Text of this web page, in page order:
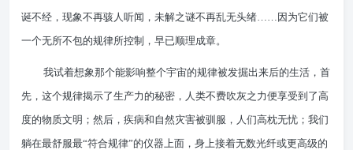
诞不经，现象不再骇人听闻，未解之谜不再乱无头绪……因为它们被
一个无所不包的规律所控制，早已顺理成章。
我试着想象那个能影响整个宇宙的规律被发掘出来后的生活，首
先，这个规律揭示了生产力的秘密，人类不费吹灰之力便享受到了高
度的物质文明；然后，疾病和自然灾害被驯服，人们高枕无忧；我们
躺在最舒服最“符合规律”的仪器上面，身上接着无数光纤或更高级的